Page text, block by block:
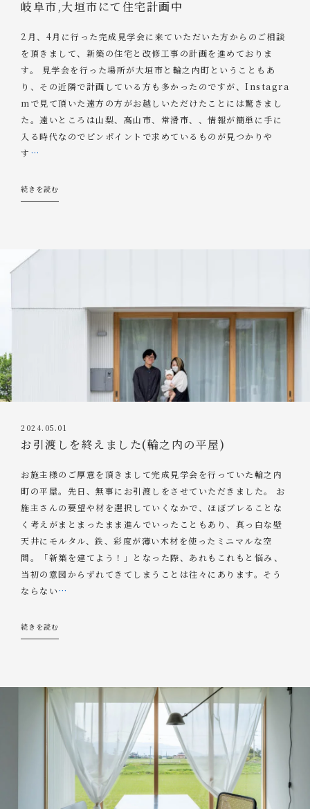
岐阜市,大垣市にて住宅計画中
2月、4月に行った完成見学会に来ていただいた方からのご相談
を頂きまして、新築の住宅と改修工事の計画を進めておりま
す。 見学会を行った場所が大垣市と輪之内町ということもあ
り、その近隣で計画している方も多かったのですが、Instagra
mで見て頂いた遠方の方がお越しいただけたことには驚きまし
た。遠いところは山梨、高山市、常滑市、、情報が簡単に手に
入る時代なのでピンポイントで求めているものが見つかりや
す …
続きを読む
2024.05.01
お引渡しを終えました(輪之内の平屋)
お施主様のご厚意を頂きまして完成見学会を行っていた輪之内
町の平屋。先日、無事にお引渡しをさせていただきました。 お
施主さんの要望や材を選択していくなかで、ほぼブレることな
く考えがまとまったまま進んでいったこともあり、真っ白な壁
天井にモルタル、鉄、彩度が薄い木材を使ったミニマルな空
間。「新築を建てよう！」となった際、あれもこれもと悩み、
当初の意図からずれてきてしまうことは往々にあります。そう
ならない…
続きを読む